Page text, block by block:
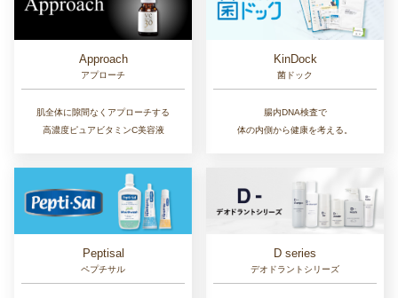
Approach
アプローチ
肌全体に隙間なくアプローチする
高濃度ピュアビタミンC美容液
KinDock
菌ドック
腸内DNA検査で
体の内側から健康を考える。
Peptisal
ペプチサル
D series
デオドラントシリーズ